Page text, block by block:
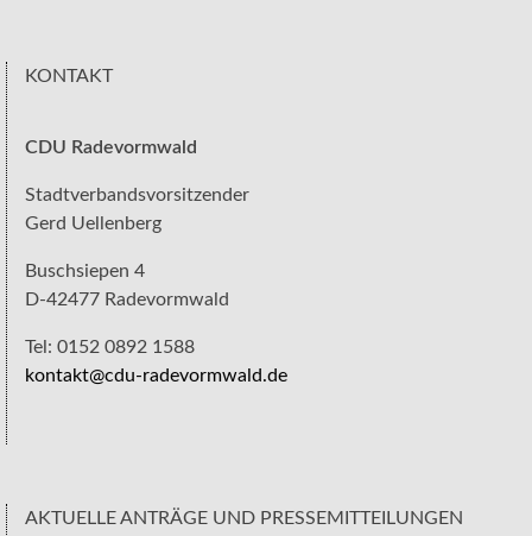
KONTAKT
CDU Radevormwald
Stadtverbandsvorsitzender
Gerd Uellenberg
Buschsiepen 4
D-42477 Radevormwald
Tel: 0152 0892 1588
kontakt@cdu-radevormwald.de
AKTUELLE ANTRÄGE UND PRESSEMITTEILUNGEN